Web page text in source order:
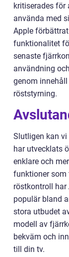
kritiserades för
använda med
Apple
funktionalitet
senaste
användning
genom
röststyrning.
Slutligen kan
har utvecklats
enklare och
funktioner som
röstkontroll
populär bland
stora utbudet
modell av
bekväm och
till din tv.